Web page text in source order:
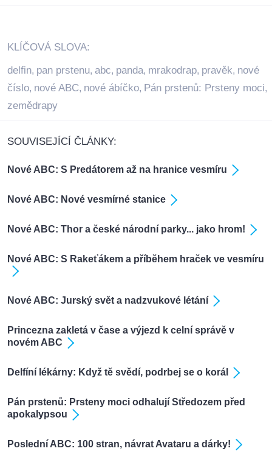
KLÍČOVÁ SLOVA:
delfin, pan prstenu, abc, panda, mrakodrap, pravěk, nové
číslo, nové ABC, nové ábíčko, Pán prstenů: Prsteny moci,
zemědrapy
SOUVISEJÍCÍ ČLÁNKY:
Nové ABC: S Predátorem až na hranice vesmíru
Nové ABC: Nové vesmírné stanice
Nové ABC: Thor a české národní parky... jako hrom!
Nové ABC: S Rakeťákem a příběhem hraček ve vesmíru
Nové ABC: Jurský svět a nadzvukové létání
Princezna zakletá v čase a výjezd k celní správě v
novém ABC
Delfíní lékárny: Když tě svědí, podrbej se o korál
Pán prstenů: Prsteny moci odhalují Středozem před
apokalypsou
Poslední ABC: 100 stran, návrat Avataru a dárky!